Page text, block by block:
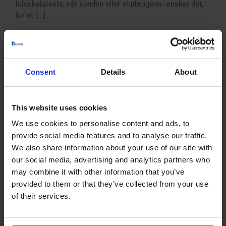
Consent Details About
This website uses cookies
We use cookies to personalise content and ads, to
provide social media features and to analyse our traffic.
We also share information about your use of our site with
our social media, advertising and analytics partners who
may combine it with other information that you’ve
provided to them or that they’ve collected from your use
of their services.
fuldskalatests, når kunden eller slutbrugeren ønsker det,
for at [...]
Højtydende ventilatorløsning til
Frankrig
BarkerBille har leveret tre specialdesignede ventilatorer til
et moderne waste-to-energy-anlæg i Frankrig.
Ventilatorerne får en central rolle i
forbrændingsprocessen og skal sikre både effektiv
lufttilførsel og effektiv køling. Hver ventilator er udviklet
med fokus på høj energieffektivitet, driftsstabilitet og lang
Tekniske specifikationer: Primær